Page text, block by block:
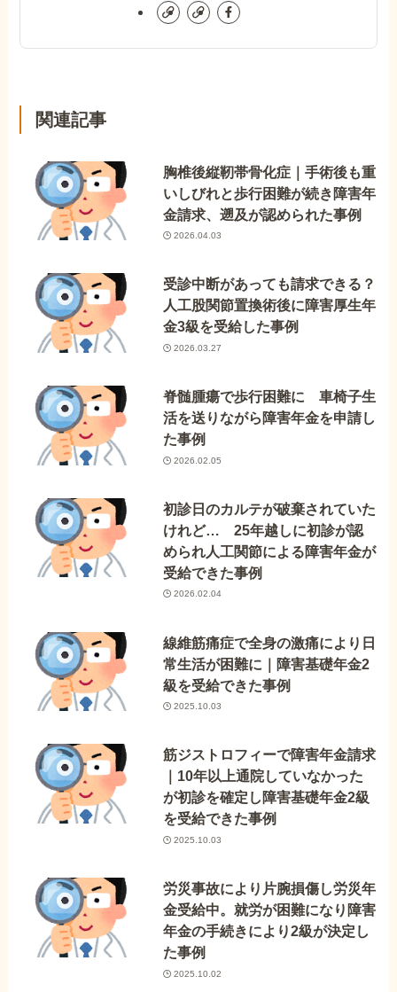
関連記事
胸椎後縦靭帯骨化症｜手術後も重
いしびれと歩行困難が続き障害年
金請求、遡及が認められた事例
2026.04.03
受診中断があっても請求できる？
人工股関節置換術後に障害厚生年
金3級を受給した事例
2026.03.27
脊髄腫瘍で歩行困難に 車椅子生
活を送りながら障害年金を申請し
た事例
2026.02.05
初診日のカルテが破棄されていた
けれど… 25年越しに初診が認
められ人工関節による障害年金が
受給できた事例
2026.02.04
線維筋痛症で全身の激痛により日
常生活が困難に｜障害基礎年金2
級を受給できた事例
2025.10.03
筋ジストロフィーで障害年金請求
｜10年以上通院していなかった
が初診を確定し障害基礎年金2級
を受給できた事例
2025.10.03
労災事故により片腕損傷し労災年
金受給中。就労が困難になり障害
年金の手続きにより2級が決定し
た事例
2025.10.02